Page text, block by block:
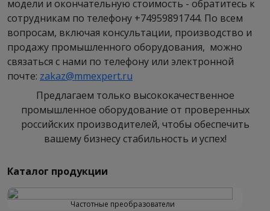
модели и окончательную стоимость - обратитесь к
сотрудникам по телефону +74959891744. По всем
вопросам, включая консультации, производство и
продажу промышленного оборудования, можно
связаться с нами по телефону или электронной
почте: zakaz@mmexpert.ru
Предлагаем только высококачественное
промышленное оборудование от проверенных
российских производителей, чтобы обеспечить
вашему бизнесу стабильность и успех!
Каталог продукции
Частотные преобразователи